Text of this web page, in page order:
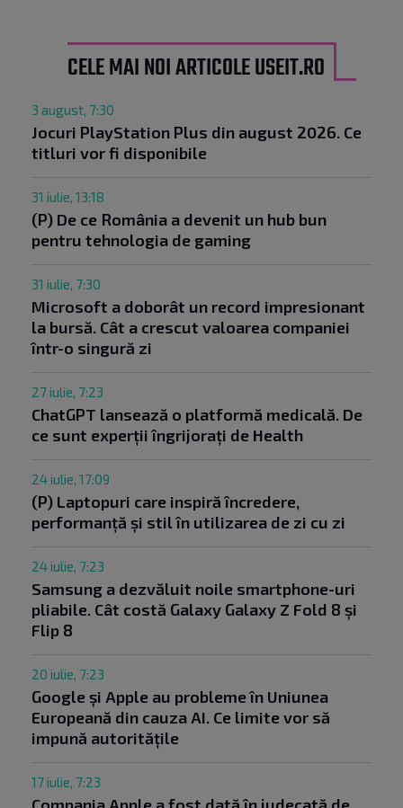
CELE MAI NOI ARTICOLE USEIT.RO
3 august, 7:30
Jocuri PlayStation Plus din august 2026. Ce
titluri vor fi disponibile
31 iulie, 13:18
(P) De ce România a devenit un hub bun
pentru tehnologia de gaming
31 iulie, 7:30
Microsoft a doborât un record impresionant
la bursă. Cât a crescut valoarea companiei
într-o singură zi
27 iulie, 7:23
ChatGPT lansează o platformă medicală. De
ce sunt experții îngrijorați de Health
24 iulie, 17:09
(P) Laptopuri care inspiră încredere,
performanță și stil în utilizarea de zi cu zi
24 iulie, 7:23
Samsung a dezvăluit noile smartphone-uri
pliabile. Cât costă Galaxy Galaxy Z Fold 8 și
Flip 8
20 iulie, 7:23
Google și Apple au probleme în Uniunea
Europeană din cauza AI. Ce limite vor să
impună autoritățile
17 iulie, 7:23